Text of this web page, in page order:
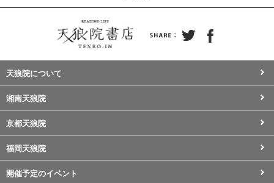
天狼院について
湘南天狼院
京都天狼院
福岡天狼院
開催予定のイベント